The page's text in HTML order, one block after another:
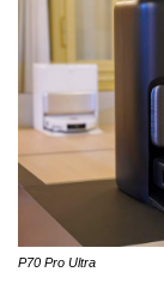
P70 Pro Ultra